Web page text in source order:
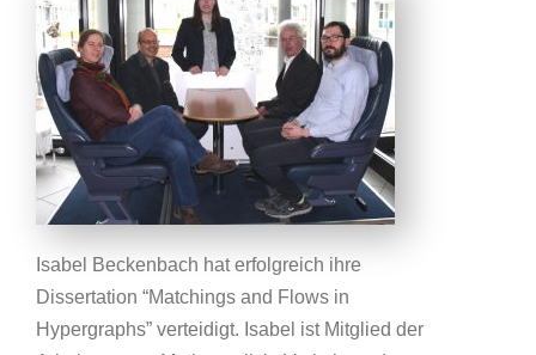
Isabel Beckenbach hat erfolgreich ihre
Dissertation “Matchings and Flows in
Hypergraphs” verteidigt. Isabel ist Mitglied der